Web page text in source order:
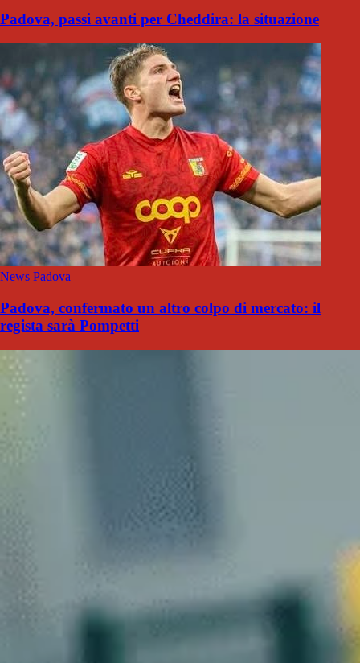
Padova, passi avanti per Cheddira: la situazione
News Padova
Padova, confermato un altro colpo di mercato: il
regista sarà Pompetti